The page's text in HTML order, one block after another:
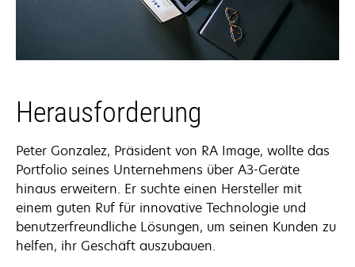
Herausforderung
Peter Gonzalez, Präsident von RA Image, wollte das
Portfolio seines Unternehmens über A3-Geräte
hinaus erweitern. Er suchte einen Hersteller mit
einem guten Ruf für innovative Technologie und
benutzerfreundliche Lösungen, um seinen Kunden zu
helfen, ihr Geschäft auszubauen.